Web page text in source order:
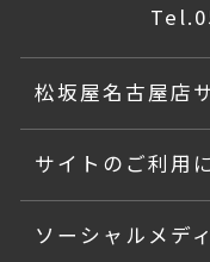
Tel.
松坂屋名古屋店
サイトのご利用
ソーシャルメデ